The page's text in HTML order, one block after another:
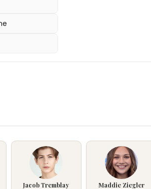
Jacob Tremblay Maddie Ziegler